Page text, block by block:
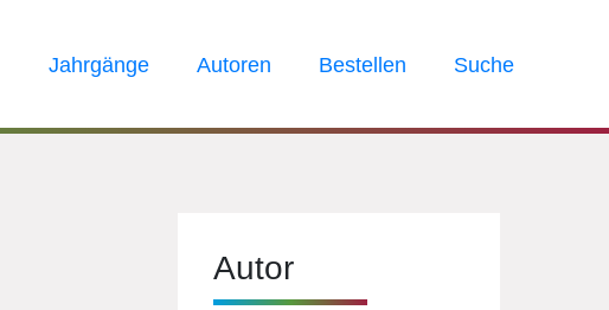
Jahrgänge Autoren Bestellen Suche
Autor